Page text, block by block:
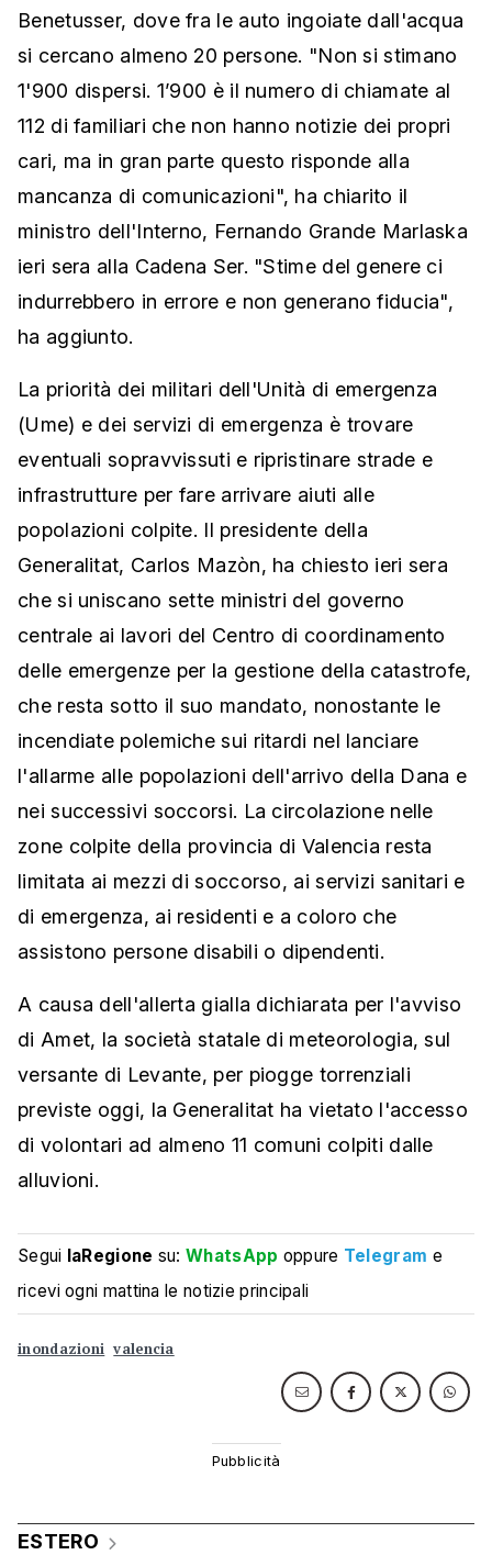
Benetusser, dove fra le auto ingoiate dall'acqua
si cercano almeno 20 persone. "Non si stimano
1'900 dispersi. 1’900 è il numero di chiamate al
112 di familiari che non hanno notizie dei propri
cari, ma in gran parte questo risponde alla
mancanza di comunicazioni", ha chiarito il
ministro dell'Interno, Fernando Grande Marlaska
ieri sera alla Cadena Ser. "Stime del genere ci
indurrebbero in errore e non generano fiducia",
ha aggiunto.
La priorità dei militari dell'Unità di emergenza
(Ume) e dei servizi di emergenza è trovare
eventuali sopravvissuti e ripristinare strade e
infrastrutture per fare arrivare aiuti alle
popolazioni colpite. Il presidente della
Generalitat, Carlos Mazòn, ha chiesto ieri sera
che si uniscano sette ministri del governo
centrale ai lavori del Centro di coordinamento
delle emergenze per la gestione della catastrofe,
che resta sotto il suo mandato, nonostante le
incendiate polemiche sui ritardi nel lanciare
l'allarme alle popolazioni dell'arrivo della Dana e
nei successivi soccorsi. La circolazione nelle
zone colpite della provincia di Valencia resta
limitata ai mezzi di soccorso, ai servizi sanitari e
di emergenza, ai residenti e a coloro che
assistono persone disabili o dipendenti.
A causa dell'allerta gialla dichiarata per l'avviso
di Amet, la società statale di meteorologia, sul
versante di Levante, per piogge torrenziali
previste oggi, la Generalitat ha vietato l'accesso
di volontari ad almeno 11 comuni colpiti dalle
alluvioni.
Segui laRegione su:WhatsApp oppure Telegram e
ricevi ogni mattina le notizie principali
inondazioni valencia
ESTERO